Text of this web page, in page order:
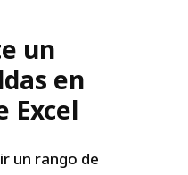
un
en
Excel
un rango de